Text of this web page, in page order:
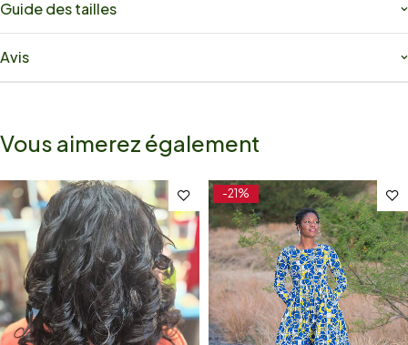
Guide des tailles
Avis
Vous aimerez également
-21%